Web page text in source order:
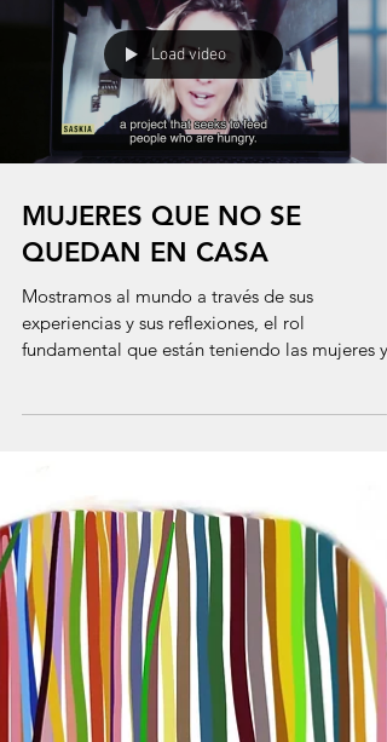
MUJERES QUE NO SE
QUEDAN EN CASA
Acabamos de publicar un informe sobre las
respuestas comunitarias lideradas por mujeres
frente al COVID-19 en América Latina. Las
MUJERES QUE NO SE
QUEDAN EN CASA
Mostramos al mundo a través de sus
experiencias y sus reflexiones, el rol
fundamental que están teniendo las mujeres y
sus comunidades en...